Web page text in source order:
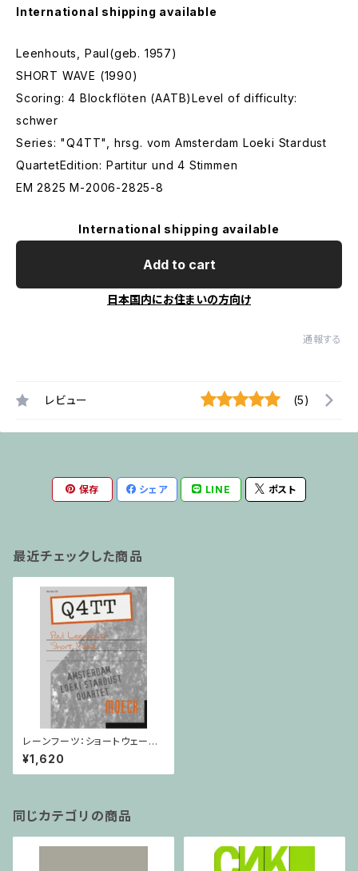
International shipping available
Leenhouts, Paul(geb. 1957)
SHORT WAVE (1990)
Scoring: 4 Blockflöten (AATB)Level of difficulty:
schwer
Series: "Q4TT", hrsg. vom Amsterdam Loeki Stardust
QuartetEdition: Partitur und 4 Stimmen
EM 2825 M-2006-2825-8
International shipping available
Add to cart
日本国内にお住まいの方向け
通報する
レビュー (5)
保存 シェア LINE ポスト
最近チェックした商品
レーンフーツ：ショートウェーブ/
リコーダー四重奏
¥1,620
同じカテゴリの商品